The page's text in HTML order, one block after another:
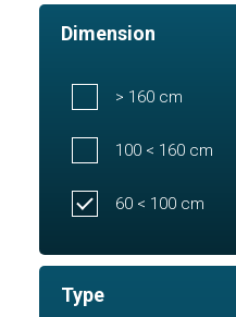
Dimension
> 160 cm
100 < 160 cm
60 < 100 cm
Type